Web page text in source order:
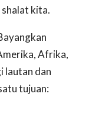
shalat kita.
Afrika,
lautan dan
tujuan: